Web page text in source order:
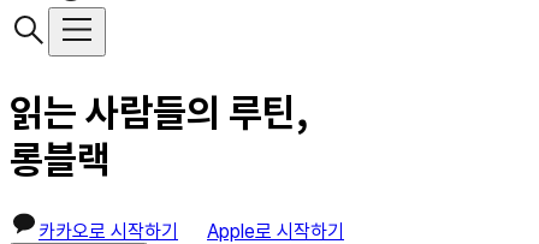
읽는 사람들의 루틴,
롱블랙
카카오로 시작하기 Apple로 시작하기